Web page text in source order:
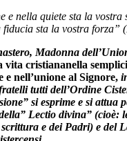
e nella quiete sta la vostra
sta la vostra forza”
Madonna
vita cristiananella
e nell’unione al Signore,
tutti dell’Ordine
si esprime e si attua
Lectio divina” (cioè:
e dei Padri) e del